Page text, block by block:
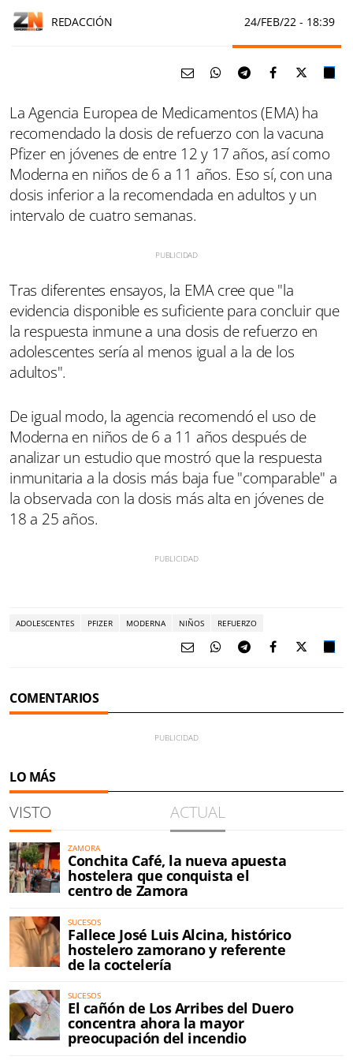
REDACCIÓN 24/FEB/22 - 18:39
La Agencia Europea de Medicamentos (EMA) ha
recomendado la dosis de refuerzo con la vacuna
Pfizer en jóvenes de entre 12 y 17 años, así como
Moderna en niños de 6 a 11 años. Eso sí, con una
dosis inferior a la recomendada en adultos y un
intervalo de cuatro semanas.
Tras diferentes ensayos, la EMA cree que "la
evidencia disponible es suficiente para concluir que
la respuesta inmune a una dosis de refuerzo en
adolescentes sería al menos igual a la de los
adultos".
De igual modo, la agencia recomendó el uso de
Moderna en niños de 6 a 11 años después de
analizar un estudio que mostró que la respuesta
inmunitaria a la dosis más baja fue "comparable" a
la observada con la dosis más alta en jóvenes de
18 a 25 años.
ADOLESCENTES PFIZER MODERNA NIÑOS REFUERZO
COMENTARIOS
LO MÁS
VISTO ACTUAL
ZAMORA
Conchita Café, la nueva apuesta
hostelera que conquista el
centro de Zamora
SUCESOS
Fallece José Luis Alcina, histórico
hostelero zamorano y referente
de la coctelería
SUCESOS
El cañón de Los Arribes del Duero
concentra ahora la mayor
preocupación del incendio